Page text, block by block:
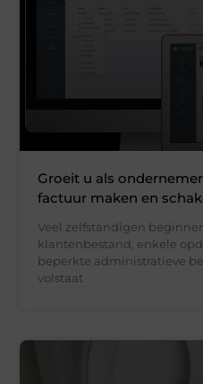
Groeit u als
factuur maken en
Veel zelfstandigen
klantenbestand, enkele
beperkte administratieve
volstaat